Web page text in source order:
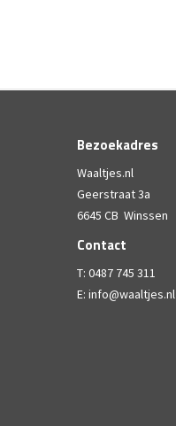
Bezoekadres
Waaltjes.nl
Geerstraat 3a
6645 CB Winssen
Contact
T: 0487 745 311
E: info@waaltjes.nl